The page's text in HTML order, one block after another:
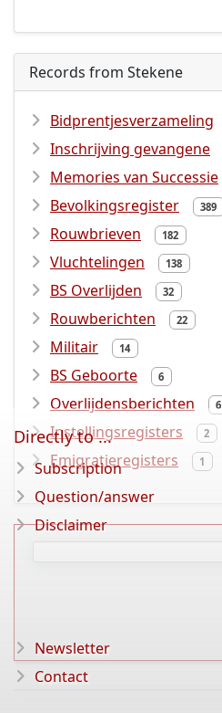
Records from Stekene
Bidprentjesverzameling
Inschrijving gevangene
Memories van Successie
Bevolkingsregister 389
Rouwbrieven 182
Vluchtelingen 138
BS Overlijden 32
Rouwberichten 22
Militair 14
BS Geboorte 6
Overlijdensberichten 6
Instellingsregisters 2
Emigratieregisters 1
Directly to ...
Subscription
Question/answer
Disclaimer
Newsletter
Contact